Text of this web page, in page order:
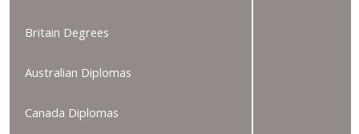
Britain Degrees
Australian Diplomas
Canada Diplomas